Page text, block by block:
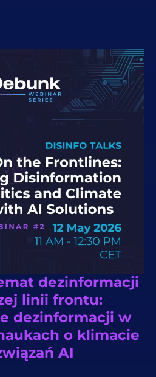
dezinformacji
linii frontu:
dezinformacji w
o klimacie
AI